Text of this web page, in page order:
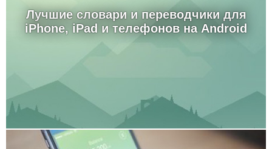
Лучшие словари и переводчики для
iPhone, iPad и телефонов на Android